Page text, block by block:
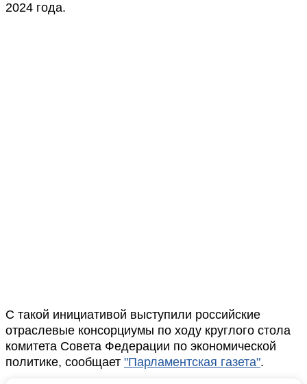
2024 года.
С такой инициативой выступили российские
отраслевые консорциумы по ходу круглого стола
комитета Совета Федерации по экономической
политике, сообщает "Парламентская газета".